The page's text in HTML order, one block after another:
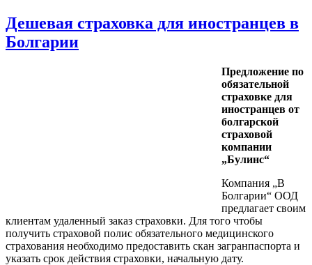
Дешевая страховка для иностранцев в
Болгарии
Предложение по
обязательной
страховке для
иностранцев от
болгарской
страховой
компании
„Булинс“
Компания „В
Болгарии“ ООД
предлагает своим
клиентам удаленный заказ страховки. Для того чтобы
получить страховой полис обязательного медицинского
страхования необходимо предоставить скан загранпаспорта и
указать срок действия страховки, начальную дату.